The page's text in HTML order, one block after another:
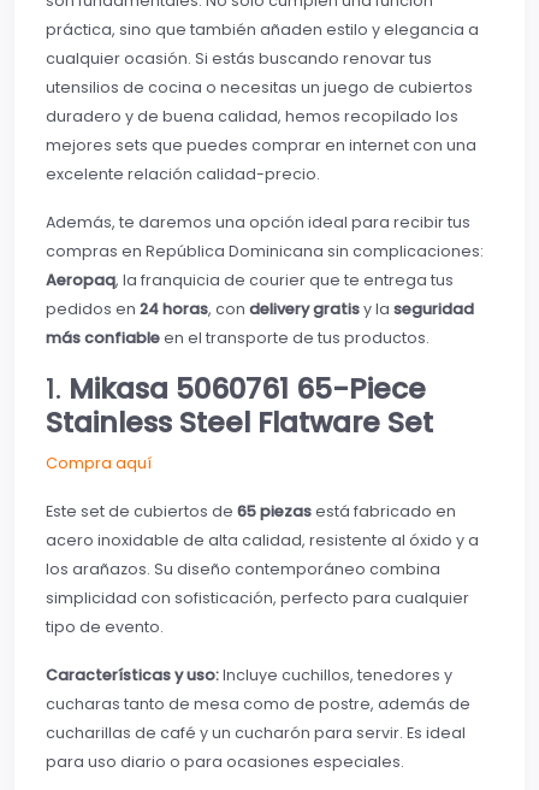
práctica, sino que también añaden estilo y elegancia a
cualquier ocasión. Si estás buscando renovar tus
utensilios de cocina o necesitas un juego de cubiertos
duradero y de buena calidad, hemos recopilado los
mejores sets que puedes comprar en internet con una
excelente relación calidad-precio.
Además, te daremos una opción ideal para recibir tus
compras en República Dominicana sin complicaciones:
Aeropaq, la franquicia de courier que te entrega tus
pedidos en 24 horas, con delivery gratisy la seguridad
más confiableen el transporte de tus productos.
1. Mikasa 5060761 65-Piece
Stainless Steel Flatware Set
Compra aquí
Este set de cubiertos de 65 piezasestá fabricado en
acero inoxidable de alta calidad, resistente al óxido y a
los arañazos. Su diseño contemporáneo combina
simplicidad con sofisticación, perfecto para cualquier
tipo de evento.
Características y uso:Incluye cuchillos, tenedores y
cucharas tanto de mesa como de postre, además de
cucharillas de café y un cucharón para servir. Es ideal
para uso diario o para ocasiones especiales.